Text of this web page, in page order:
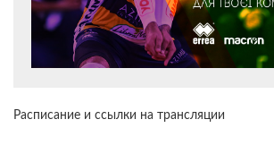
Расписание и ссылки на трансляции